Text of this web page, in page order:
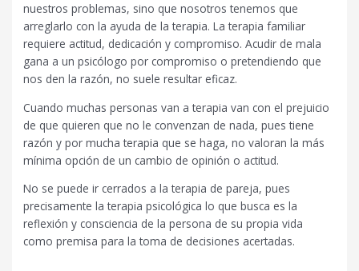
nuestros problemas, sino que nosotros tenemos que
arreglarlo con la ayuda de la terapia. La terapia familiar
requiere actitud, dedicación y compromiso. Acudir de mala
gana a un psicólogo por compromiso o pretendiendo que
nos den la razón, no suele resultar eficaz.
Cuando muchas personas van a terapia van con el prejuicio
de que quieren que no le convenzan de nada, pues tiene
razón y por mucha terapia que se haga, no valoran la más
mínima opción de un cambio de opinión o actitud.
No se puede ir cerrados a la terapia de pareja, pues
precisamente la terapia psicológica lo que busca es la
reflexión y consciencia de la persona de su propia vida
como premisa para la toma de decisiones acertadas.